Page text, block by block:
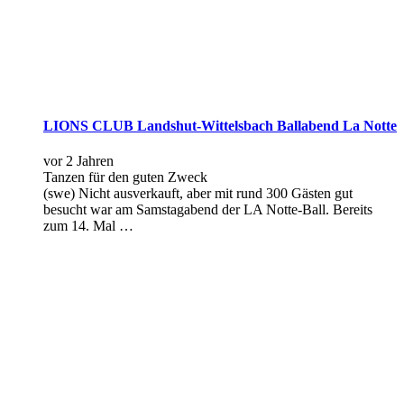
LIONS CLUB Landshut-Wittelsbach Ballabend La Notte
vor 2 Jahren
Tanzen für den guten Zweck
(swe) Nicht ausverkauft, aber mit rund 300 Gästen gut
besucht war am Samstagabend der LA Notte-Ball. Bereits
zum 14. Mal …